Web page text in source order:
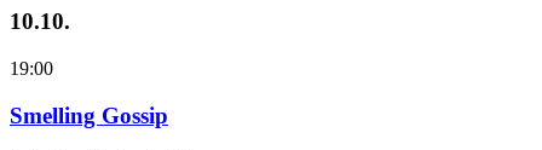
10.10.
19:00
Smelling Gossip